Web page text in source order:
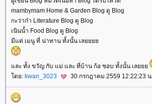
mambymam Home & Garden Blog ดู Blog
กะว่าก๋า Literature Blog ดู Blog
เนินน้ำ Food Blog ดู Blog
มีแต่ เมนู ที่ น่าทาน ทั้งนั้น เล
ละ ทั้ง ขวัญ กับ แม่ และ ที่บ้าน ก้อ ชอบ ทั้งนั้น เล
ดย: kwan_3023 30 กรกฎาคม 2559 12:22:23 น.